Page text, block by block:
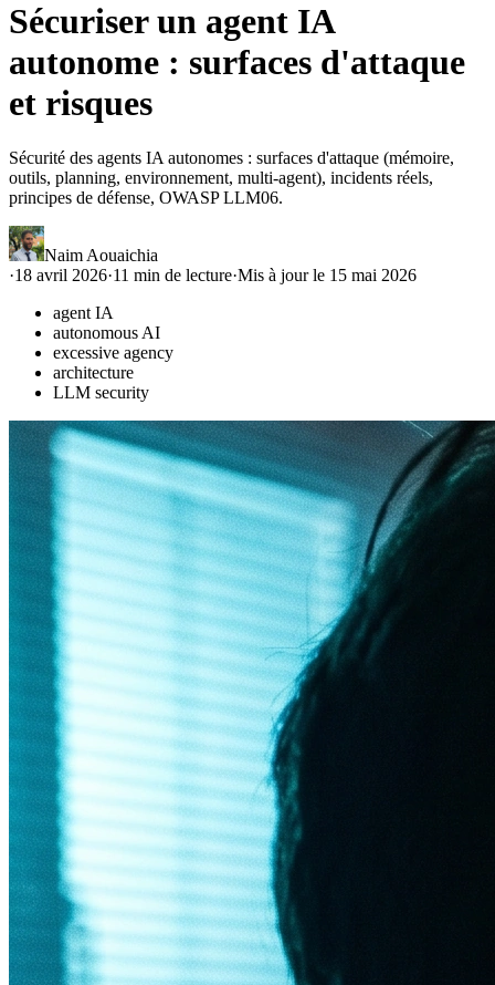
Sécuriser un agent IA
autonome : surfaces d'attaque
et risques
Sécurité des agents IA autonomes : surfaces d'attaque (mémoire,
outils, planning, environnement, multi-agent), incidents réels,
principes de défense, OWASP LLM06.
Naim Aouaichia
·18 avril 2026·11 min de lecture·Mis à jour le 15 mai 2026
agent IA
autonomous AI
excessive agency
architecture
LLM security